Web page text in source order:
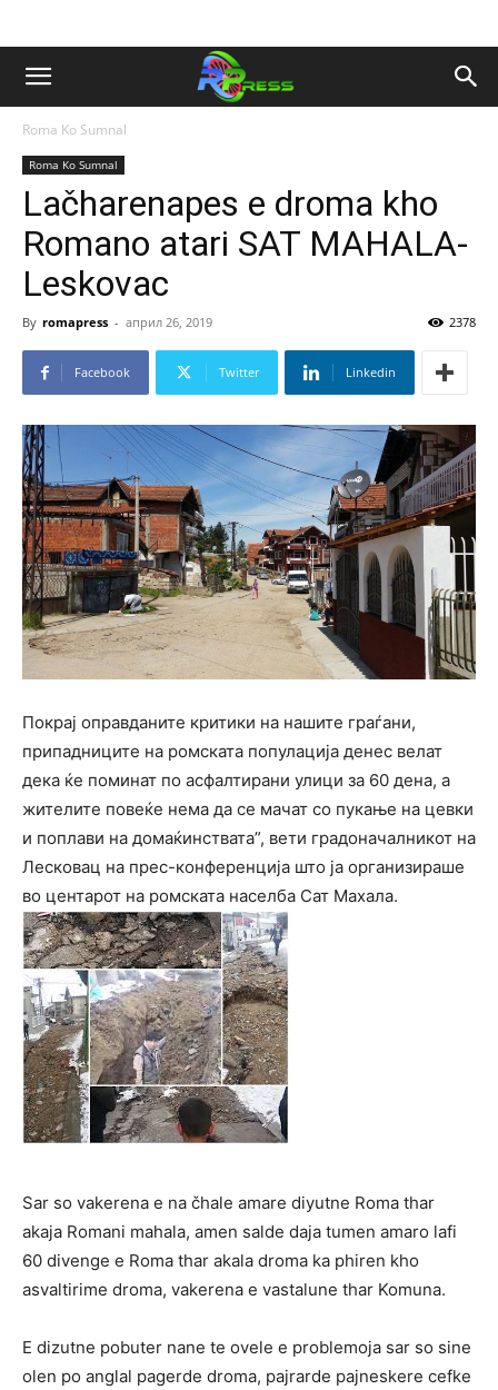
Roma Ko Sumnal
Roma Ko Sumnal
Lačharenapes e droma kho
Romano atari SAT MAHALA-
Leskovac
By romapress - април 26, 2019 2378
Facebook Twitter Linkedin
Покрај оправданите критики на нашите граѓани,
припадниците на ромската популација денес велат
дека ќе поминат по асфалтирани улици за 60 дена, а
жителите повеќе нема да се мачат со пукање на цевки
и поплави на домаќинствата”, вети градоначалникот на
Лесковац на прес-конференција што ја организираше
во центарот на ромската населба Сат Махала.
Sar so vakerena e na čhale amare diyutne Roma thar
akaja Romani mahala, amen salde daja tumen amaro lafi
60 divenge e Roma thar akala droma ka phiren kho
asvaltirime droma, vakerena e vastalune thar Komuna.
E dizutne pobuter nane te ovele e problemoja sar so sine
olen po anglal pagerde droma, pajrarde pajneskere cefke